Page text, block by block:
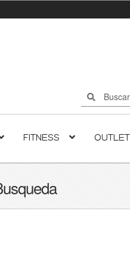
Buscar
por:
Buscar
FITNESS OUTLET